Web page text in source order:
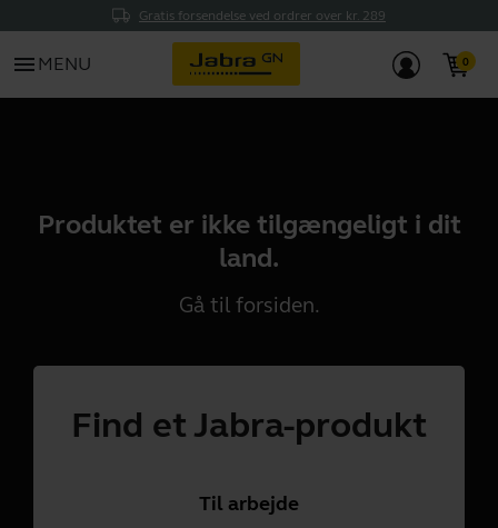
Gratis forsendelse ved ordrer over kr. 289
menu MENU
Produktet er ikke tilgængeligt i dit
land.
Gå til forsiden.
Find et Jabra-produkt
Til arbejde